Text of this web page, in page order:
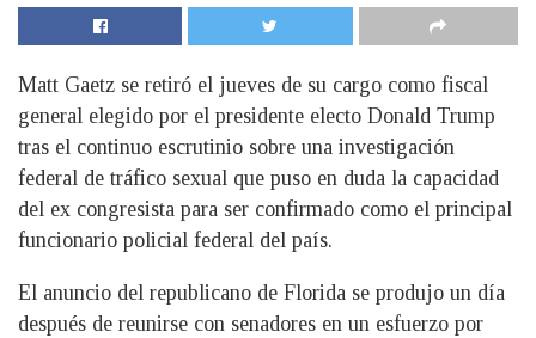
Matt Gaetz se retiró el jueves de su cargo como fiscal
general elegido por el presidente electo Donald Trump
tras el continuo escrutinio sobre una investigación
federal de tráfico sexual que puso en duda la capacidad
del ex congresista para ser confirmado como el principal
funcionario policial federal del país.
El anuncio del republicano de Florida se produjo un día
después de reunirse con senadores en un esfuerzo por